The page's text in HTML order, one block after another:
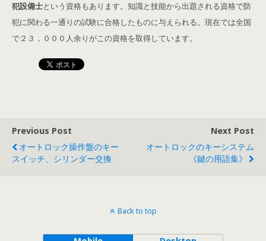
犯設備士という資格もあります。知識と技能から出題される資格で防
犯に関わる一通りの試験に合格したものに与えられる。現在では全国
で２３，０００人余りがこの資格を取得しています。
Previous Post
オートロック操作盤のキー
スイッチ、シリンダー交換
Next Post
オートロックのキーシステム
《鍵の用語集》
Back to top